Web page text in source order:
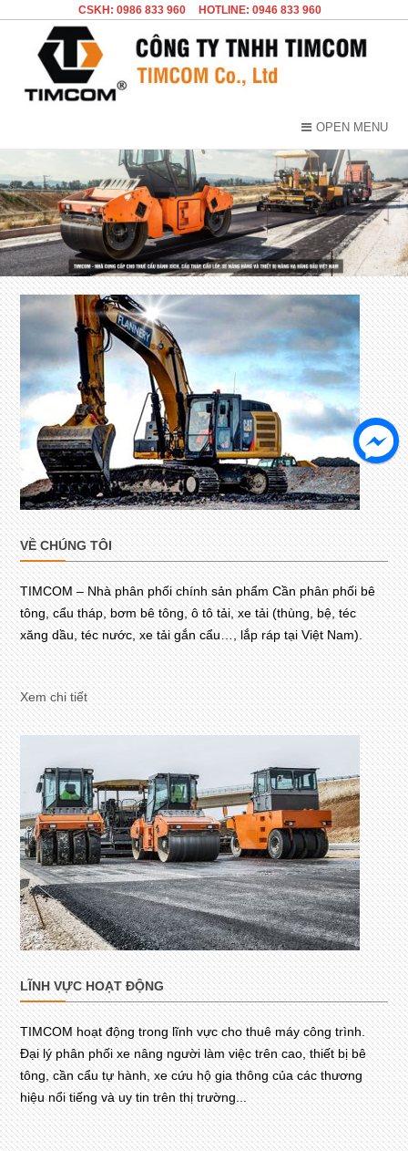
CSKH: 0986 833 960 HOTLINE: 0946 833 960
OPEN MENU
VỀ CHÚNG TÔI
TIMCOM – Nhà phân phối chính sản phẩm Cần phân phối bê
tông, cẩu tháp, bơm bê tông, ô tô tải, xe tải (thùng, bệ, téc
xăng dầu, téc nước, xe tải gắn cẩu…, lắp ráp tại Việt Nam).
Xem chi tiết
LĨNH VỰC HOẠT ĐỘNG
TIMCOM hoạt động trong lĩnh vực cho thuê máy công trình.
Đại lý phân phối xe nâng người làm việc trên cao, thiết bị bê
tông, cần cẩu tự hành, xe cứu hộ gia thông của các thương
hiệu nổi tiếng và uy tin trên thị trường...